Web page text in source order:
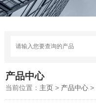
产品中心
当前位置： 主页 > 产品中心 >